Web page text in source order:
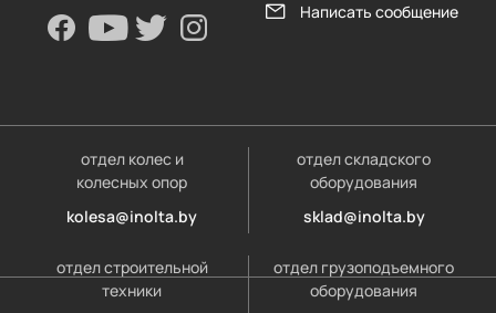
Написать сообщение
отдел колес и
колесных опор
kolesa@inolta.by
отдел складского
оборудования
sklad@inolta.by
отдел строительной
техники
отдел грузоподъемного
оборудования